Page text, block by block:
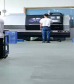
Português